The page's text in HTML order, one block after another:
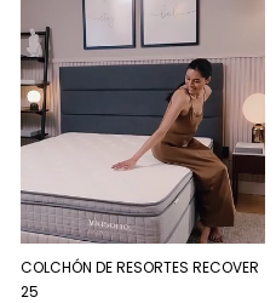
COLCHÓN DE RESORTES RECOVER
25